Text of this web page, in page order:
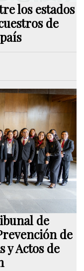
los estados
de
de
de
y Actos de